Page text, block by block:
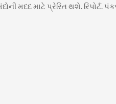
મદદ માટે પ્રેરિત થશે. રિપોર્ટ.